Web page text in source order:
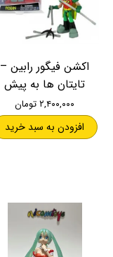
اکشن فیگور رابین –
تایتان ها به پیش
۲,۴۰۰,۰۰۰ تومان
افزودن به سبد خرید